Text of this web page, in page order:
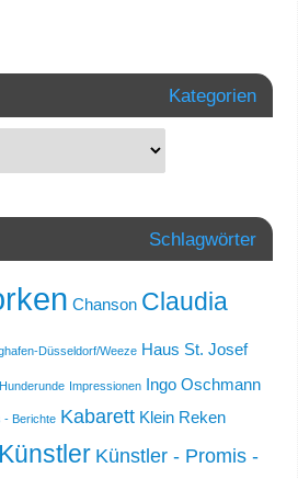
Kategorien
Schlagwörter
Chanson Claudia
Düsseldorf/Weeze Haus St. Josef
Hunderunde Impressionen Ingo Oschmann
- Berichte Kabarett Klein Reken
Künstler Künstler - Promis -